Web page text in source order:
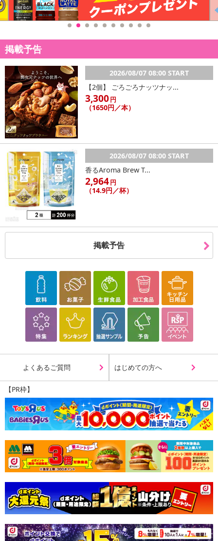
掲載予告
2026/08/07 08:00 START
【2個】 ごろごろナッツナッ...
3,300円
（1650円／本）
2026/08/07 08:00 START
香るAroma Brew T...
2,964円
（14.9円／杯）
掲載予告
よくあるご質問 はじめての方へ
【PR枠】